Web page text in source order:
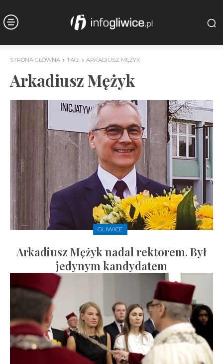
STRONA GŁÓWNA TAGI ARKADIUSZ MĘŻYK
Arkadiusz Mężyk
GLIWICE
Arkadiusz Mężyk nadal rektorem. Był
jedynym kandydatem